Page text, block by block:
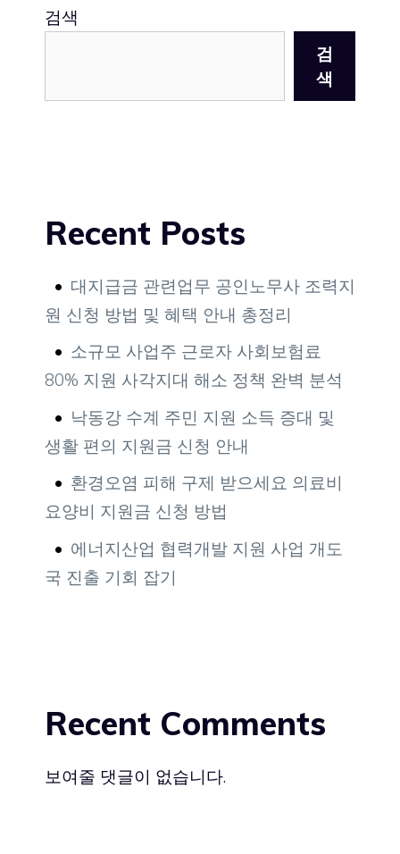
검색
검
색
Recent Posts
대지급금 관련업무 공인노무사 조력지
원 신청 방법 및 혜택 안내 총정리
소규모 사업주 근로자 사회보험료
80% 지원 사각지대 해소 정책 완벽 분석
낙동강 수계 주민 지원 소득 증대 및
생활 편의 지원금 신청 안내
환경오염 피해 구제 받으세요 의료비
요양비 지원금 신청 방법
에너지산업 협력개발 지원 사업 개도
국 진출 기회 잡기
Recent Comments
보여줄 댓글이 없습니다.